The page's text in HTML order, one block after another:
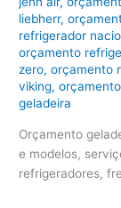
liebherr,
refrigerador
orçamento
zero,orçamento
viking,
geladeira
Orçamento
e modelos,
refrigeradores,